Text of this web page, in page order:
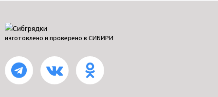
изготовлено и проверено в СИБИРИ